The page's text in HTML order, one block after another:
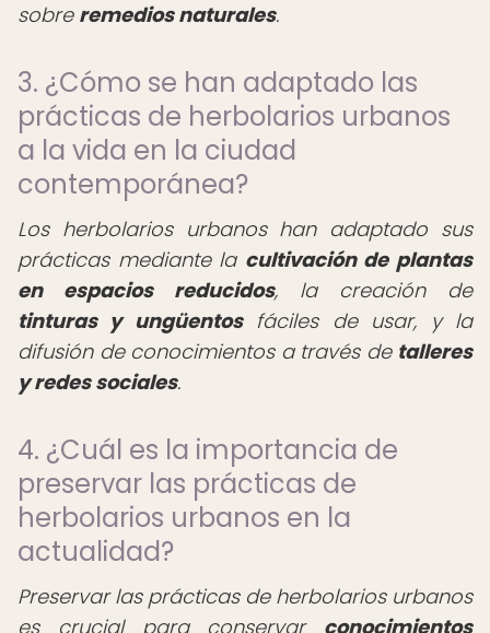
sobre remedios naturales.
3. ¿Cómo se han adaptado las
prácticas de herbolarios urbanos
a la vida en la ciudad
contemporánea?
Los herbolarios urbanos han adaptado sus
prácticas mediante la cultivación de plantas
en espacios reducidos, la creación de
tinturas y ungüentosfáciles de usar, y la
difusión de conocimientos a través de talleres
y redes sociales.
4. ¿Cuál es la importancia de
preservar las prácticas de
herbolarios urbanos en la
actualidad?
Preservar las prácticas de herbolarios urbanos
es crucial para conservar conocimientos